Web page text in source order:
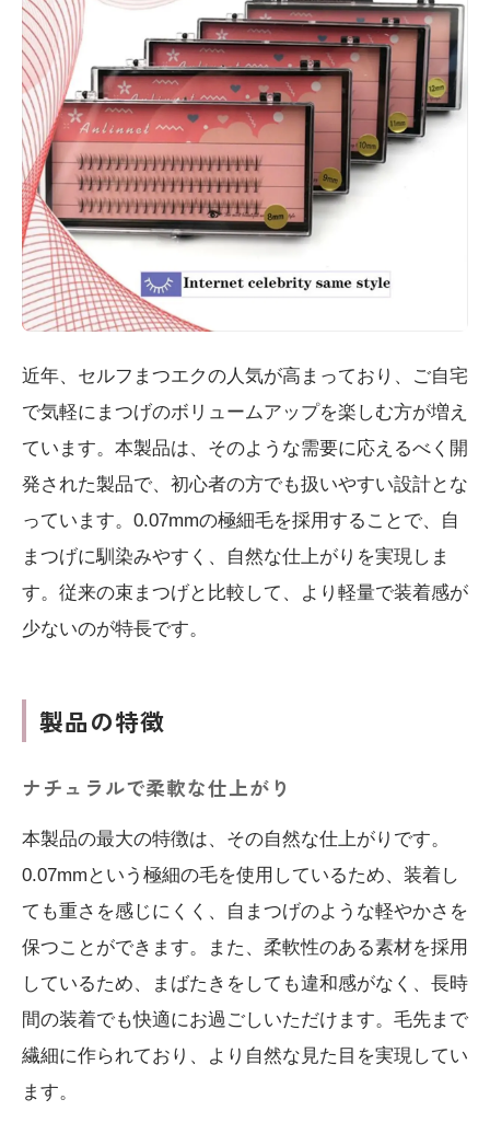
近年、セルフまつエクの人気が高まっており、ご自宅
で気軽にまつげのボリュームアップを楽しむ方が増え
ています。本製品は、そのような需要に応えるべく開
発された製品で、初心者の方でも扱いやすい設計とな
っています。0.07mmの極細毛を採用することで、自
まつげに馴染みやすく、自然な仕上がりを実現しま
す。従来の束まつげと比較して、より軽量で装着感が
少ないのが特長です。
製品の特徴
ナチュラルで柔軟な仕上がり
本製品の最大の特徴は、その自然な仕上がりです。
0.07mmという極細の毛を使用しているため、装着し
ても重さを感じにくく、自まつげのような軽やかさを
保つことができます。また、柔軟性のある素材を採用
しているため、まばたきをしても違和感がなく、長時
間の装着でも快適にお過ごしいただけます。毛先まで
繊細に作られており、より自然な見た目を実現してい
ます。